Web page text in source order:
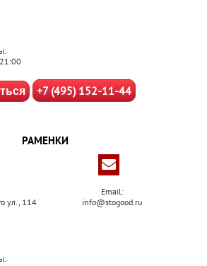
+7 (495) 152-11-44
РАМЕНКИ
ул., 114
Email:
info@stogood.ru